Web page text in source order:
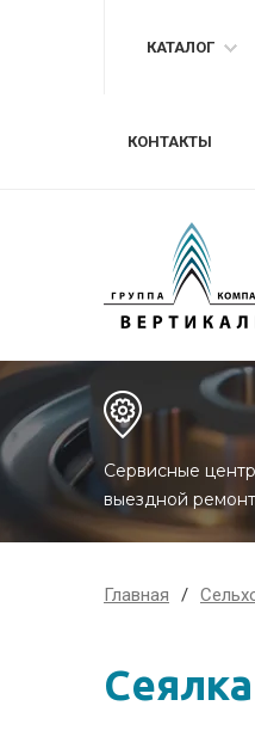
КАТАЛОГ
КОНТАКТЫ
Сервисные
выездной ремонт
Главная